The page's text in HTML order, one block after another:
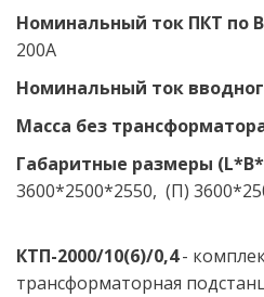
Номинальный ток ПКТ по
200А
Номинальный ток
Масса без
Габаритные размеры
3600*2500*2550,  (П)
КТП-2000/10(6)/0,4 -
трансформаторная